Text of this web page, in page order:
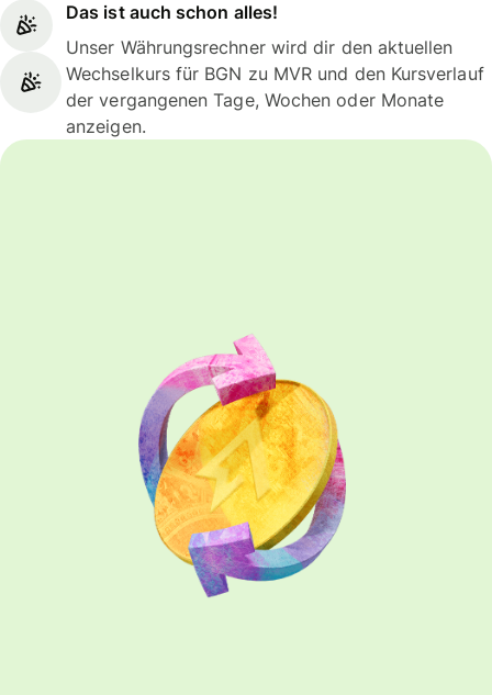
Das ist auch schon alles!
Unser Währungsrechner wird dir den aktuellen
Wechselkurs für BGN zu MVR und den Kursverlauf
der vergangenen Tage, Wochen oder Monate
anzeigen.